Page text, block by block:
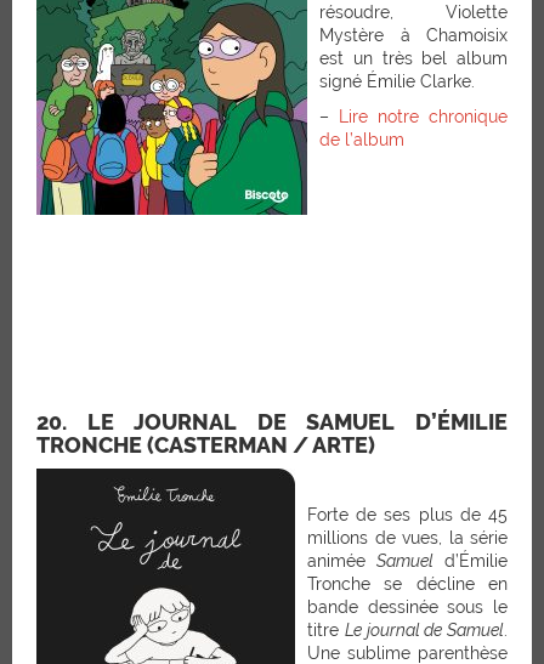
résoudre, Violette
Mystère à Chamoisix
est un très bel album
signé Émilie Clarke.
– Lire notre chronique
de l’album
20. LE JOURNAL DE SAMUEL D’ÉMILIE
TRONCHE (CASTERMAN / ARTE)
Forte de ses plus de 45
millions de vues, la série
animée Samuel d’Émilie
Tronche se décline en
bande dessinée sous le
titre Le journal de Samuel
Une sublime parenthèse